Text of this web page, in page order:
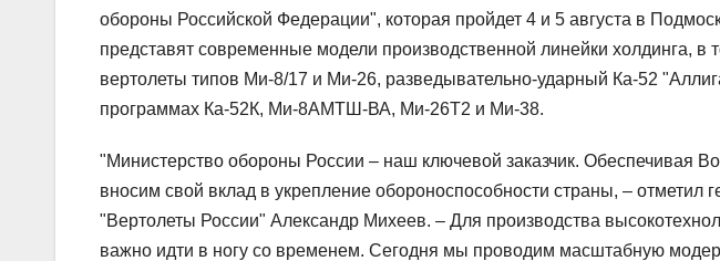
обороны Российской Федерации", которая пройдет 4 и 5 августа в
представят современные модели производственной линейки холдинга, в
вертолеты типов Ми-8/17 и Ми-26, разведывательно-ударный Ка-52
программах Ка-52К, Ми-8АМТШ-ВА, Ми-26Т2 и Ми-38.
"Министерство обороны России – наш ключевой заказчик. Обеспечивая
вносим свой вклад в укрепление обороноспособности страны, – отметил
"Вертолеты России" Александр Михеев. – Для производства
важно идти в ногу со временем. Сегодня мы проводим масштабную